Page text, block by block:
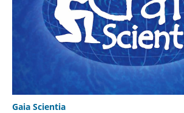
Gaia Scientia